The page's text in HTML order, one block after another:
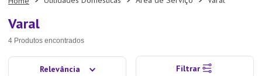
Varal
4 Produtos
Relevância Filtrar
3º
Organizadores